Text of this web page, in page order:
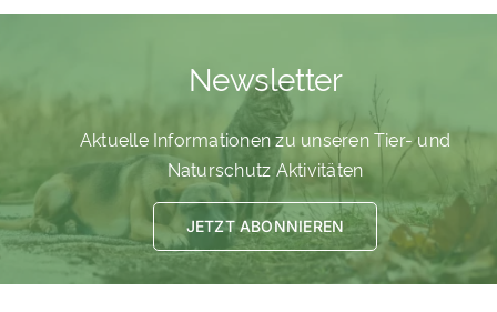
HELFER WERDEN
Newsletter
Aktuelle Informationen zu unseren Tier- und
Naturschutz Aktivitäten
JETZT ABONNIEREN